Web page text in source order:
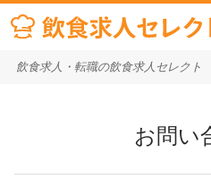
飲食求人・転職の飲食求人セレクト
お問い